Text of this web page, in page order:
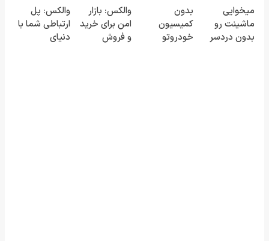
پاسخ به یک
تماس
بفروش*فقط
خریدار واقعی*
24ماه
ماندگاری ✅
جوان شو
میخوایی
ماشینت رو
بدون دردسر
بدون
کمیسیون
خودروتو
والکس: بازار
امن برای خرید
و فروش
والکس: پل
ارتباطی شما با
دنیای